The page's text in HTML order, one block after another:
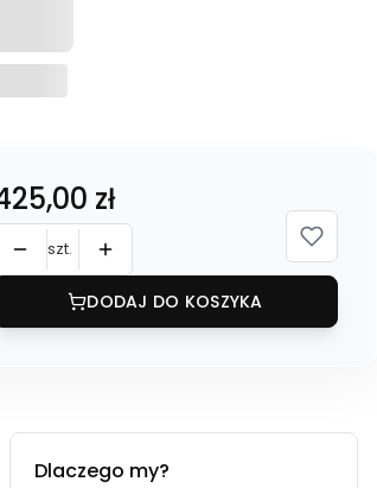
zł
szt.
DODAJ DO KOSZYKA
Dlaczego my?